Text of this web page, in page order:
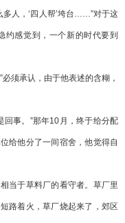
人，‘四人帮’垮台……”对于这
约感觉到，一个新的时代要到
须承认，由于他表述的含糊，
事。”那年10月，终于给分配
给他分了一间宿舍，他觉得自
于草料厂的看守者。草厂里
路着火，草厂烧起来了，郊区